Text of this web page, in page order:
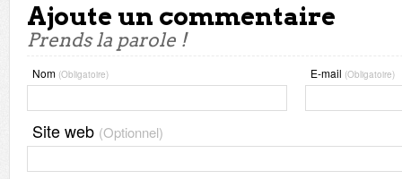
Ajoute un commentaire
Prends la parole !
Nom (Obligatoire) E-mail (Obligatoire)
Site web (Optionnel)